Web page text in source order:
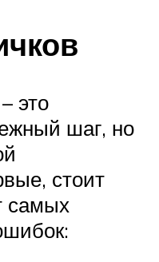
это
шаг, но
стоит
самых